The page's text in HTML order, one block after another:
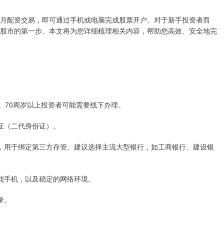
配资交易，即可通过手机或电脑完成股票开户。对于新手投资者而
市的第一步。本文将为您详细梳理相关内容，帮助您高效、安全地完
周岁以上投资者可能需要线下办理。
二代身份证）。
于绑定第三方存管。建议选择主流大型银行，如工商银行、建设银
机，以及稳定的网络环境。